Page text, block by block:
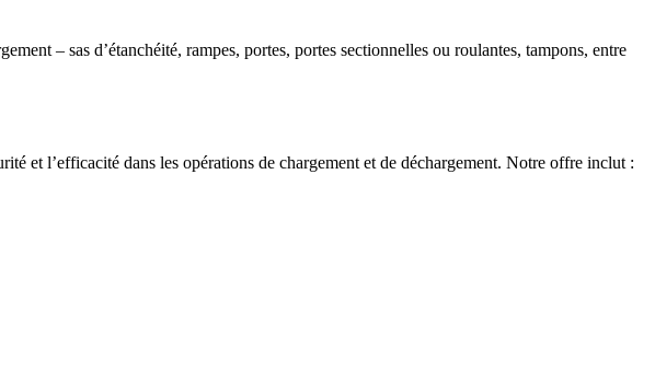
– sas d’étanchéité, rampes, portes, portes sectionnelles ou roulantes, tampons, entre
et l’efficacité dans les opérations de chargement et de déchargement. Notre offre inclut :